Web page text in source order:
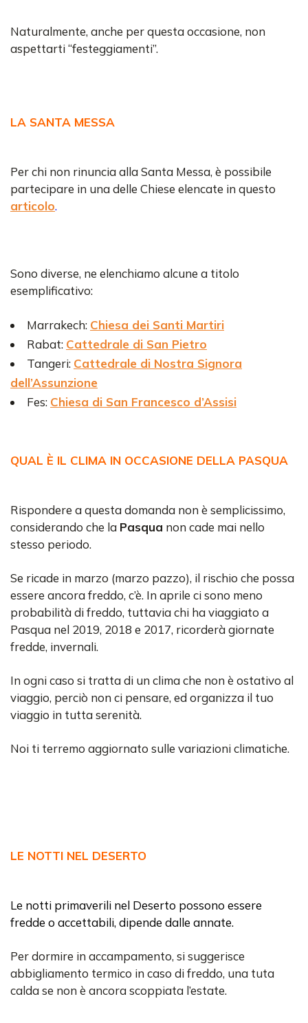
Naturalmente, anche per questa occasione, non
aspettarti “festeggiamenti”.
LA SANTA MESSA
Per chi non rinuncia alla Santa Messa, è possibile
partecipare in una delle Chiese elencate in questo
articolo.
Sono diverse, ne elenchiamo alcune a titolo
esemplificativo:
Marrakech: Chiesa dei Santi Martiri
Rabat: Cattedrale di San Pietro
Tangeri: Cattedrale di Nostra Signora
dell’Assunzione
Fes: Chiesa di San Francesco d’Assisi
QUAL È IL CLIMA IN OCCASIONE DELLA PASQUA
Rispondere a questa domanda non è semplicissimo,
considerando che la Pasqua non cade mai nello
stesso periodo.
Se ricade in marzo (marzo pazzo), il rischio che possa
essere ancora freddo, c’è. In aprile ci sono meno
probabilità di freddo, tuttavia chi ha viaggiato a
Pasqua nel 2019, 2018 e 2017, ricorderà giornate
fredde, invernali.
In ogni caso si tratta di un clima che non è ostativo al
viaggio, perciò non ci pensare, ed organizza il tuo
viaggio in tutta serenità.
Noi ti terremo aggiornato sulle variazioni climatiche.
LE NOTTI NEL DESERTO
Le notti primaverili nel Deserto possono essere
fredde o accettabili, dipende dalle annate.
Per dormire in accampamento, si suggerisce
abbigliamento termico in caso di freddo, una tuta
calda se non è ancora scoppiata l’estate.